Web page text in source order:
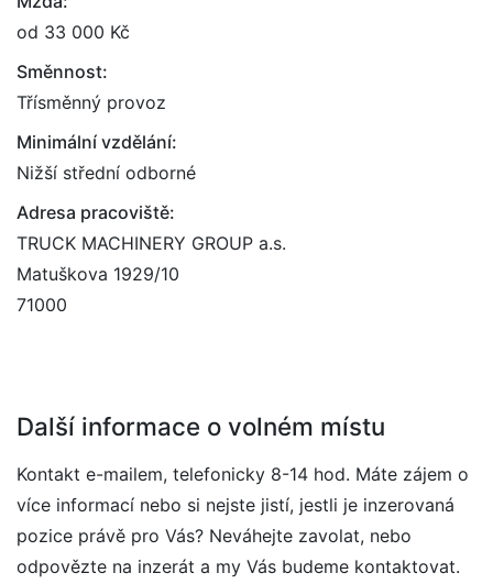
od 33 000 Kč
Směnnost:
Třísměnný provoz
Minimální vzdělání:
Nižší střední odborné
Adresa pracoviště:
TRUCK MACHINERY GROUP a.s.
Matuškova 1929/10
71000
Další informace o volném místu
Kontakt e-mailem, telefonicky 8-14 hod. Máte zájem o
více informací nebo si nejste jistí, jestli je inzerovaná
pozice právě pro Vás? Neváhejte zavolat, nebo
odpovězte na inzerát a my Vás budeme kontaktovat.